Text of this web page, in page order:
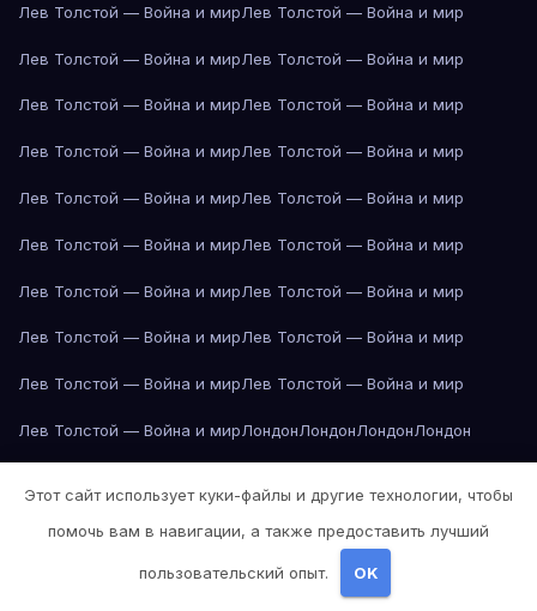
Лев Толстой — Война и мирЛев Толстой — Война и мир
Лев Толстой — Война и мирЛев Толстой — Война и мир
Лев Толстой — Война и мирЛев Толстой — Война и мир
Лев Толстой — Война и мирЛев Толстой — Война и мир
Лев Толстой — Война и мирЛев Толстой — Война и мир
Лев Толстой — Война и мирЛев Толстой — Война и мир
Лев Толстой — Война и мирЛев Толстой — Война и мир
Лев Толстой — Война и мирЛев Толстой — Война и мир
Лев Толстой — Война и мирЛев Толстой — Война и мир
Лев Толстой — Война и мирЛондонЛондонЛондонЛондон
Лос-Анджелес
Лос-АнджелесЛос-АнджелесЛос-Анджелес
Этот сайт использует куки-файлы и другие технологии, чтобы
помочь вам в навигации, а также предоставить лучший
пользовательский опыт. OK